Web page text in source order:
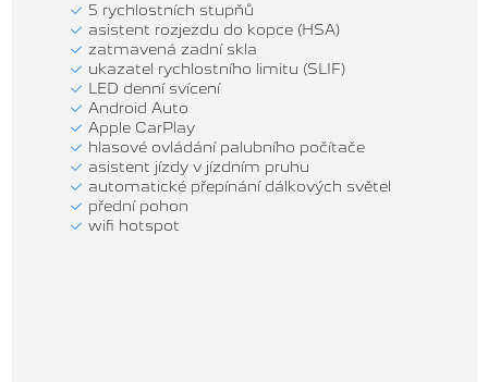
5 rychlostních stupňů
asistent rozjezdu do kopce (HSA)
zatmavená zadní skla
ukazatel rychlostního limitu (SLIF)
LED denní svícení
Android Auto
Apple CarPlay
hlasové ovládání palubního počítače
asistent jízdy v jízdním pruhu
automatické přepínání dálkových světel
přední pohon
wifi hotspot